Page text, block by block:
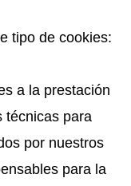
tipo de cookies:
a la prestación
técnicas para
por nuestros
para la